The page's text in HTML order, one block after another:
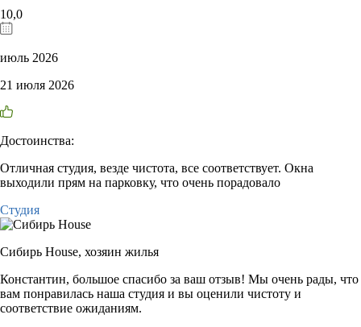
10,0
июль 2026
21 июля 2026
Достоинства:
Отличная студия, везде чистота, все соответствует. Окна
выходили прям на парковку, что очень порадовало
Студия
Сибирь House, хозяин жилья
Константин, большое спасибо за ваш отзыв! Мы очень рады, что
вам понравилась наша студия и вы оценили чистоту и
соответствие ожиданиям.